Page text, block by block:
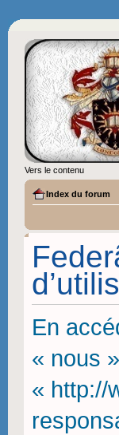
Vers le contenu
Index du forum
En
« nous
« http://